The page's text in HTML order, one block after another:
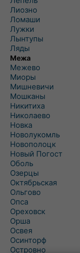
Лиозно
Ломаши
Лужки
Лынтупы
Ляды
Межа
Межево
Миоры
Мишневичи
Мошканы
Никитиха
Николаево
Новка
Новолукомль
Новополоцк
Новый Погост
Оболь
Озерцы
Октябрьская
Ольгово
Опса
Ореховск
Орша
Освея
Осинторф
Островно